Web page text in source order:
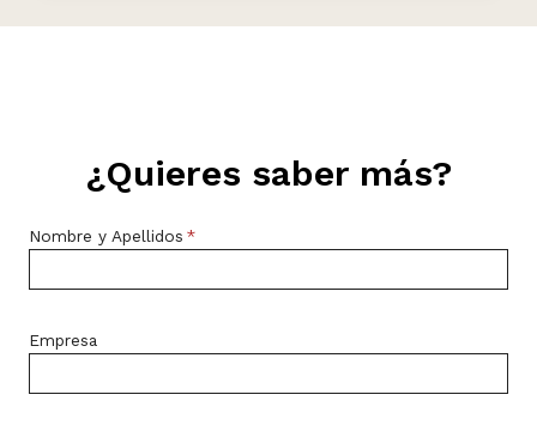
¿Quieres saber más?
Nombre y Apellidos *
Empresa